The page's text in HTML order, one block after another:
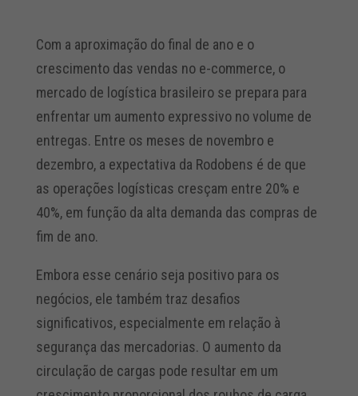
Com a aproximação do final de ano e o
crescimento das vendas no e-commerce, o
mercado de logística brasileiro se prepara para
enfrentar um aumento expressivo no volume de
entregas. Entre os meses de novembro e
dezembro, a expectativa da Rodobens é de que
as operações logísticas cresçam entre 20% e
40%, em função da alta demanda das compras de
fim de ano.
Embora esse cenário seja positivo para os
negócios, ele também traz desafios
significativos, especialmente em relação à
segurança das mercadorias. O aumento da
circulação de cargas pode resultar em um